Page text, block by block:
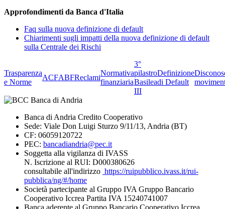
Approfondimenti da Banca d'Italia
Faq sulla nuova definizione di default
Chiarimenti sugli impatti della nuova definizione di default
sulla Centrale dei Rischi
Trasparenza
e Norme
ACFABFReclami
Normativa
finanziaria
3°
pilastro
Basilea
III
Definizione
di Default
Banca di Andria Credito Cooperativo
Sede: Viale Don Luigi Sturzo 9/11/13, Andria (BT)
CF: 06059120722
PEC: bancadiandria@pec.it
Soggetta alla vigilanza di IVASS
N. Iscrizione al RUI: D000380626
consultabile all'indirizzo https://ruipubblico.ivass.it/rui-
pubblica/ng/#/home
Società partecipante al Gruppo IVA Gruppo Bancario
Cooperativo Iccrea Partita IVA 15240741007